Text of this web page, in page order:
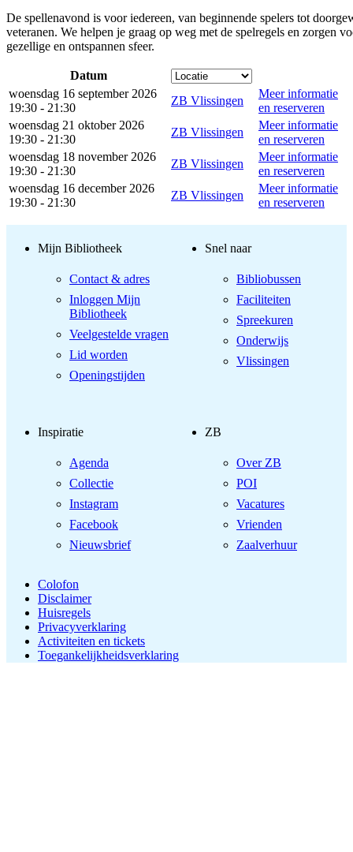
De spellenavond is voor iedereen, van beginnende spelers tot
veteranen. We helpen je graag op weg met de spelregels en zorgen
gezellige en ontspannen sfeer.
Datum
woensdag 16 september 2026
19:30 - 21:30
ZB Vlissingen
Meer informatie
en reserveren
woensdag 21 oktober 2026
19:30 - 21:30
ZB Vlissingen
Meer informatie
en reserveren
woensdag 18 november 2026
19:30 - 21:30
ZB Vlissingen
Meer informatie
en reserveren
woensdag 16 december 2026
19:30 - 21:30
ZB Vlissingen
Meer informatie
en reserveren
Mijn Bibliotheek
Contact & adres
Inloggen Mijn
Bibliotheek
Veelgestelde vragen
Lid worden
Openingstijden
Snel naar
Bibliobussen
Faciliteiten
Spreekuren
Onderwijs
Vlissingen
Inspiratie
Agenda
Collectie
Instagram
Facebook
Nieuwsbrief
ZB
Over ZB
POI
Vacatures
Vrienden
Zaalverhuur
Colofon
Disclaimer
Huisregels
Privacyverklaring
Activiteiten en tickets
Toegankelijkheidsverklaring